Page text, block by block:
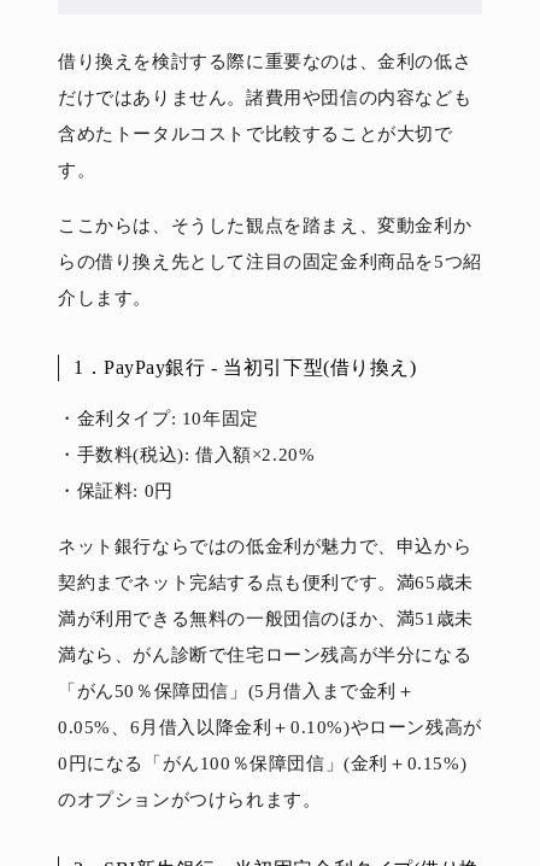
借り換えを検討する際に重要なのは、金利の低さ
だけではありません。諸費用や団信の内容なども
含めたトータルコストで比較することが大切で
す。
ここからは、そうした観点を踏まえ、変動金利か
らの借り換え先として注目の固定金利商品を5つ紹
介します。
1．PayPay銀行 - 当初引下型(借り換え)
・金利タイプ: 10年固定
・手数料(税込): 借入額×2.20%
・保証料: 0円
ネット銀行ならではの低金利が魅力で、申込から
契約までネット完結する点も便利です。満65歳未
満が利用できる無料の一般団信のほか、満51歳未
満なら、がん診断で住宅ローン残高が半分になる
「がん50％保障団信」(5月借入まで金利＋
0.05%、6月借入以降金利＋0.10%)やローン残高が
0円になる「がん100％保障団信」(金利＋0.15%)
のオプションがつけられます。